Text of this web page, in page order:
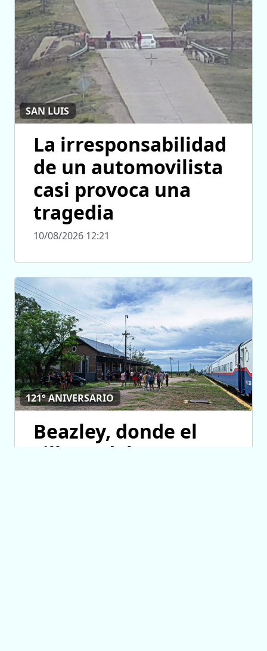
SAN LUIS
La irresponsabilidad
de un automovilista
casi provoca una
tragedia
10/08/2026 12:21
121° ANIVERSARIO
Beazley, donde el
silbato del tren